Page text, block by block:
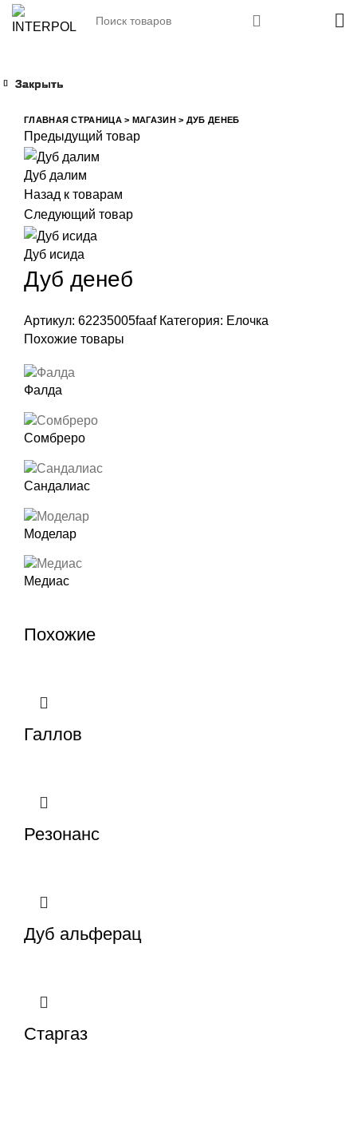
ГЛАВНАЯ СТРАНИЦА> МАГАЗИН> ДУБ ДЕНЕБ
Предыдущий товар
Дуб далим
Назад к товарам
Следующий товар
Дуб исида
Дуб денеб
Артикул: 62235005faaf Категория: Елочка
Похожие товары
Фалда
Сомбреро
Сандалиас
Моделар
Медиас
Похожие
Закрыть
Галлов
Закрыть
Резонанс
Закрыть
Дуб альферац
Закрыть
Старгаз